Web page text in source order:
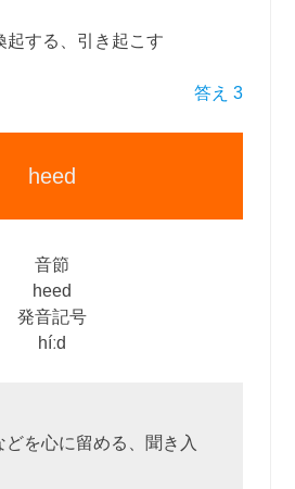
起する、引き起こす
答え 3
heed
音節
heed
発音記号
híːd
どを心に留める、聞き入